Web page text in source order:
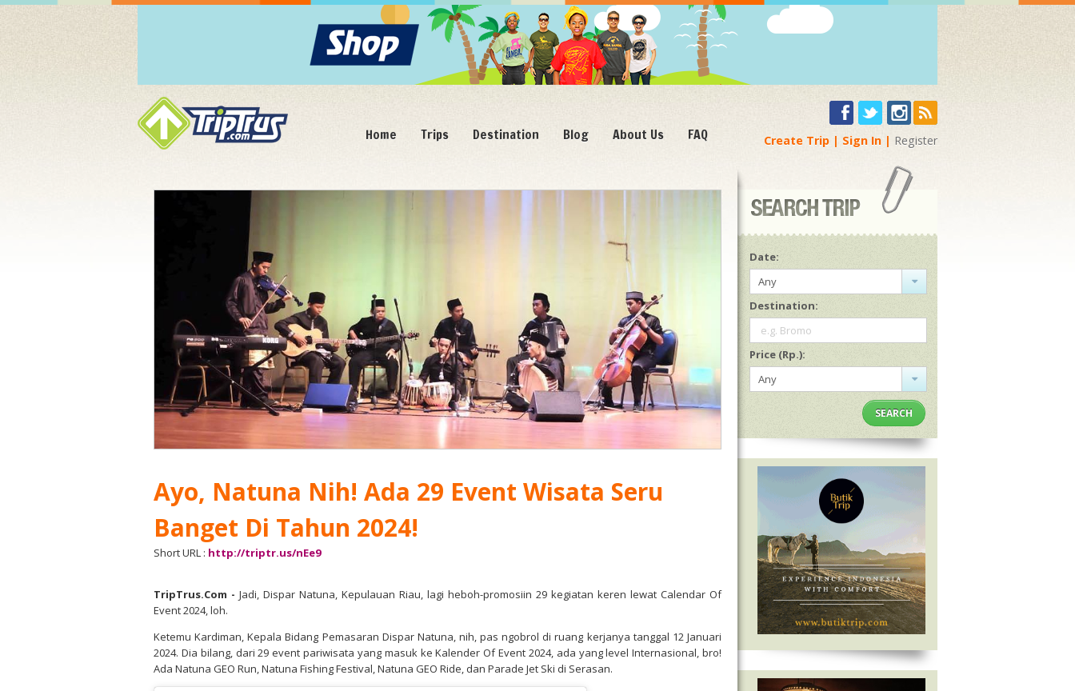
Home Trips Destination Blog About Us FAQ Create Trip Sign In Register
Ayo, Natuna Nih! Ada 29 Event Wisata Seru
Banget Di Tahun 2024!
Short URL : http://triptr.us/nEe9
TripTrus.Com - Jadi, Dispar Natuna, Kepulauan Riau, lagi heboh-promosiin 29 kegiatan keren lewat Calendar Of
Event 2024, loh.
Ketemu Kardiman, Kepala Bidang Pemasaran Dispar Natuna, nih, pas ngobrol di ruang kerjanya tanggal 12 Januari
2024. Dia bilang, dari 29 event pariwisata yang masuk ke Kalender Of Event 2024, ada yang level Internasional, bro!
Ada Natuna GEO Run, Natuna Fishing Festival, Natuna GEO Ride, dan Parade Jet Ski di Serasan.
Date:
Any
Destination:
e.g. Bromo
Price (Rp.):
Any
SEARCH